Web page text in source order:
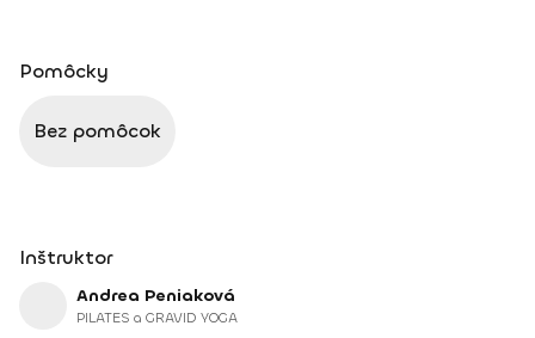
Pomôcky
Bez pomôcok
Inštruktor
Andrea Peniaková
PILATES a GRAVID YOGA